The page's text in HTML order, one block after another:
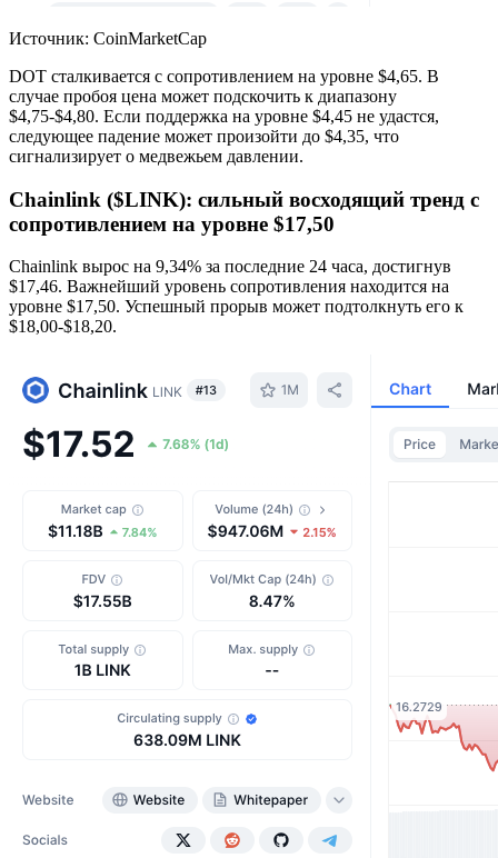
Источник: CoinMarketCap
DOT сталкивается с сопротивлением на уровне $4,65. В
случае пробоя цена может подскочить к диапазону
$4,75-$4,80. Если поддержка на уровне $4,45 не удастся,
следующее падение может произойти до $4,35, что
сигнализирует о медвежьем давлении.
Chainlink ($LINK): сильный восходящий тренд с
сопротивлением на уровне $17,50
Chainlink вырос на 9,34% за последние 24 часа, достигнув
$17,46. Важнейший уровень сопротивления находится на
уровне $17,50. Успешный прорыв может подтолкнуть его к
$18,00-$18,20.